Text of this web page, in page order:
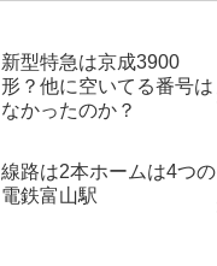
新型特急は京成3900
形？他に空いてる番号は
なかったのか？
線路は2本ホームは4つの
電鉄富山駅